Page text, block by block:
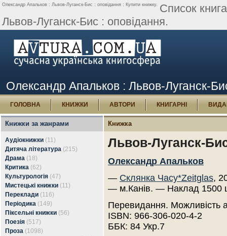
Олександр Апальков : Львов-Луганск-Бис : оповідання : Купити книжку. Список
Львов-Луганск-Бис : оповідання.
Олександр Апальков : Львов-Луганск-
ГОЛОВНА КНИЖКИ АВТОРИ КНИГАРНІ
Книжки за жанрами
Аудіокнижки (11)
Дитяча література (215)
Драма (18)
Критика (62)
Культурологія (47)
Мистецькі книжки (11)
Переклади (116)
Періодика (149)
Піксельні книжки (56)
Поезія (517)
Проза (1098)
Книжка
Львов-Луганск-
Олександр Апальков
— Склянка Часу*Zeitglas,
— м.Канів. — Наклад 1500
Перевидання. Можливість
ISBN: 966-306-020-4-2
ББК: 84 Укр.7